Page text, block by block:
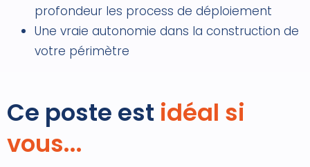
profondeur les process de déploiement
Une vraie autonomie dans la construction de
votre périmètre
Ce poste est idéal si
vous...